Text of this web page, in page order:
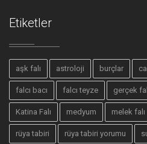
Etiketler
aşk falı astroloji burçlar
falcı bacı falcı teyze gerçek fal
Katina Falı medyum melek falı
rüya tabiri rüya tabiri yorumu